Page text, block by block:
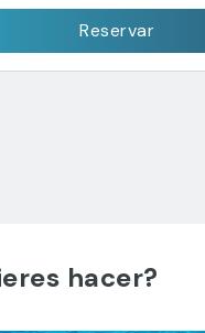
Reservar
hacer?